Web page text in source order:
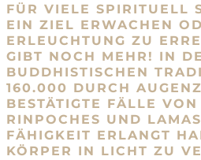
FÜR VIELE SPIRITUELL
EIN ZIEL ERWACHEN
ERLEUCHTUNG ZU
GIBT NOCH MEHR! IN
BUDDHISTISCHEN
160.000 DURCH
BESTÄTIGTE FÄLLE
RINPOCHES UND
FÄHIGKEIT ERLANGT
KÖRPER IN LICHT ZU